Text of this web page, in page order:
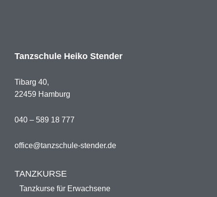
Tanzschule Heiko Stender
Tibarg 40,
22459 Hamburg
040 – 589 18 777
office@tanzschule-stender.de
TANZKURSE
Tanzkurse für Erwachsene